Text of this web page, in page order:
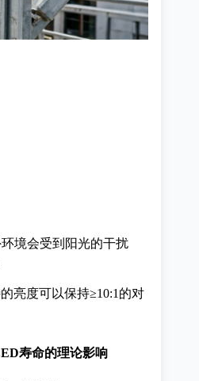
境会受到阳光的干扰
亮度可以保持≥10:1的对
寿命的理论影响